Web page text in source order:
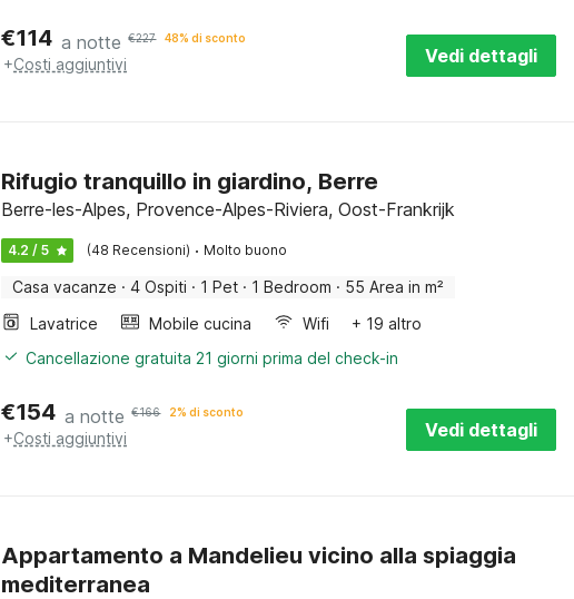
€114 a notte €227 48% di sconto
+Costi aggiuntivi Vedi dettagli
Rifugio tranquillo in giardino, Berre
Berre-les-Alpes, Provence-Alpes-Riviera, Oost-Frankrijk
4.2 / 5 (48 Recensioni) · Molto buono
Casa vacanze · 4 Ospiti · 1 Pet · 1 Bedroom · 55 Area in m²
Lavatrice
Mobile cucina Wifi
+ 19 altro
Cancellazione gratuita 21 giorni prima del check-in
€154 a notte €166 2% di sconto
+Costi aggiuntivi Vedi dettagli
Appartamento a Mandelieu vicino alla spiaggia
mediterranea